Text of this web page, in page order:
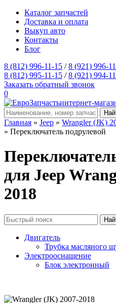
Каталог запчастей
Доставка и оплата
Выкуп авто
Контакты
Блог
8 (812) 996-11-15 /8 (921) 996-
8 (812) 995-11-15 /8 (921) 994-
Заказать обратный звонок
0
интернет-
Главная » Jeep » Wrangler (JK)
» Переключатель подрулевой
для Jeep
2018
Двигатель
Трубка масляного
Электрооснащение
Блок электронный